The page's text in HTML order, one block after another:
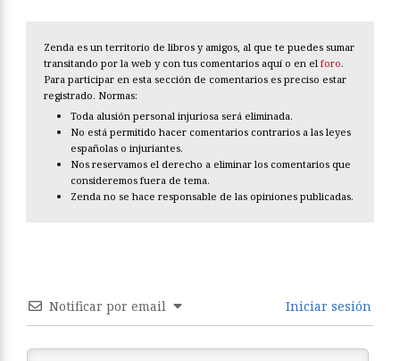
Zenda es un territorio de libros y amigos, al que te puedes sumar
transitando por la web y con tus comentarios aquí o en el foro.
Para participar en esta sección de comentarios es preciso estar
registrado. Normas:
Toda alusión personal injuriosa será eliminada.
No está permitido hacer comentarios contrarios a las leyes
españolas o injuriantes.
Nos reservamos el derecho a eliminar los comentarios que
consideremos fuera de tema.
Zenda no se hace responsable de las opiniones publicadas.
Notificar por email Iniciar sesión